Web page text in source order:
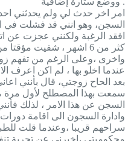
امر اخر حدث لي ولم يحدثني
السجن، وهو انني قد فشلت في
افقد الرغبة ولكنني عجزت عن
كثر من 6 اشهر ، شفيت
واخرى ،وعلى الرغم من تفهم
عندما اخلو بها ، لم اكن اعرف
بعد الحاح زوجتي، قال بأنني
سمعت بهذا المصطلح لأول مرة
السجن عن هذا الامر ، لذلك
وادارة السجون الى اقامة
سراحهم قريبا ،وعندما قلت